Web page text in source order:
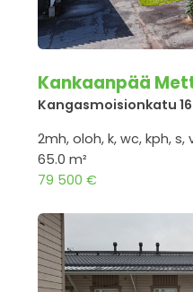
Kankaanpää
Kangasmoisionkatu 16
2mh, oloh, k, wc, kph, s,
65.0 m²
79 500 €